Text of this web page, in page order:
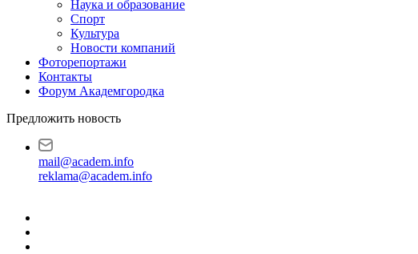
Наука и образование
Спорт
Культура
Новости компаний
Фоторепортажи
Контакты
Форум Академгородка
Предложить новость
mail@academ.info
reklama@academ.info